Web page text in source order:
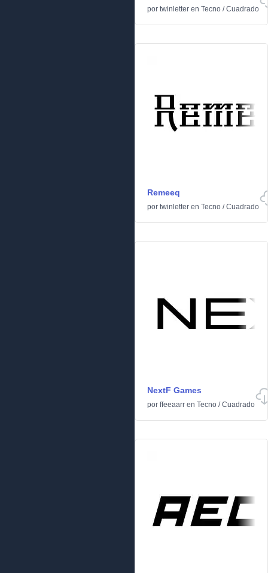
por twinletter en Tecno /Cuadrado
Remeeq
por twinletter en Tecno /Cuadrado
NextF Games
por ffeeaarr en Tecno /Cuadrado